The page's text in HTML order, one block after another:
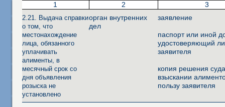
1 2 3
2.21. Выдача справки
о том, что
местонахождение
лица, обязанного
уплачивать
алименты, в
месячный срок со
дня объявления
розыска не
установлено
орган внутренних
дел
заявление
паспорт или иной
удостоверяющий
заявителя
копия решения
взыскании
пользу заявителя